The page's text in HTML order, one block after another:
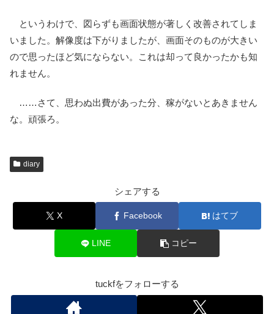
というわけで、図らずも画面状態が著しく改善されてしま
いました。解像度は下がりましたが、画面そのものが大きい
ので思ったほど気にならない。これは却って良かったかも知
れません。
……さて、思わぬ出費があった分、稼がないとあきません
な。頑張ろ。
diary
シェアする
X Facebook はてブ
LINE コピー
tuckfをフォローする